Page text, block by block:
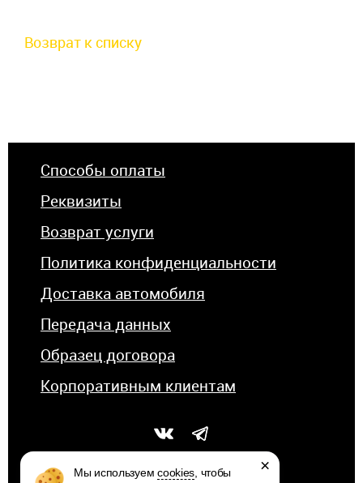
Возврат к списку
Способы оплаты
Реквизиты
Возврат услуги
Политика конфиденциальности
Доставка автомобиля
Передача данных
Образец договора
Корпоративным клиентам
Мы используемcookies , чтобы
×